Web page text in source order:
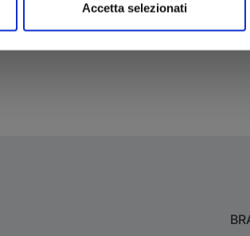
Accetta selezionati